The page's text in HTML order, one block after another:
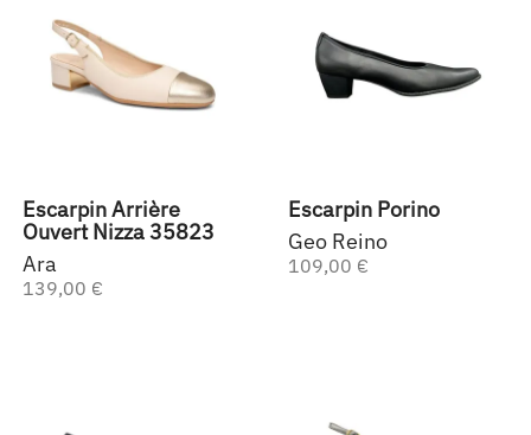
Escarpin Arrière
Ouvert Nizza 35823
Ara
139,00 €
Escarpin Porino
Geo Reino
109,00 €